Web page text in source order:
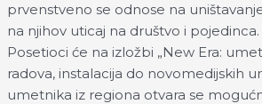
prvenstveno se odnose na
na njihov uticaj na društvo i pojedinca.
Posetioci će na izložbi „New Era:
radova, instalacija do novomedijskih
umetnika iz regiona otvara se